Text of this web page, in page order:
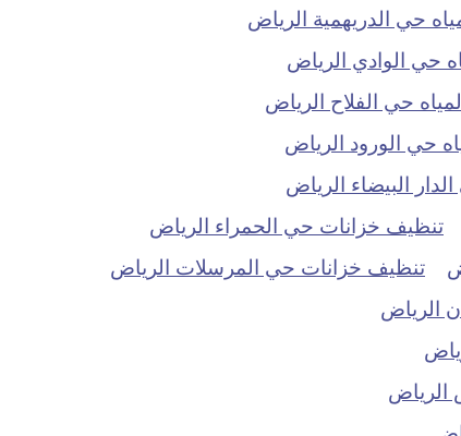
حي الدريهمية الرياض
حي الوادي الرياض
حي الفلاح الرياض
حي الورود الرياض
البيضاء الرياض
تنظيف خزانات حي الحمراء الرياض
تنظيف خزانات حي المرسلات الرياض
الرياض